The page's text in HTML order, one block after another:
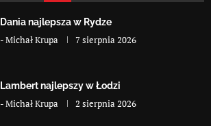
Dania najlepsza w Rydze
-Michał Krupa 7 sierpnia 2026
Lambert najlepszy w Łodzi
-Michał Krupa 2 sierpnia 2026